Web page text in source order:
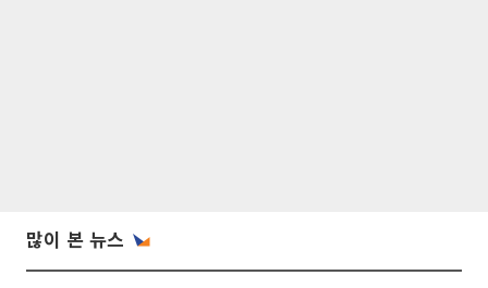
많이 본 뉴스